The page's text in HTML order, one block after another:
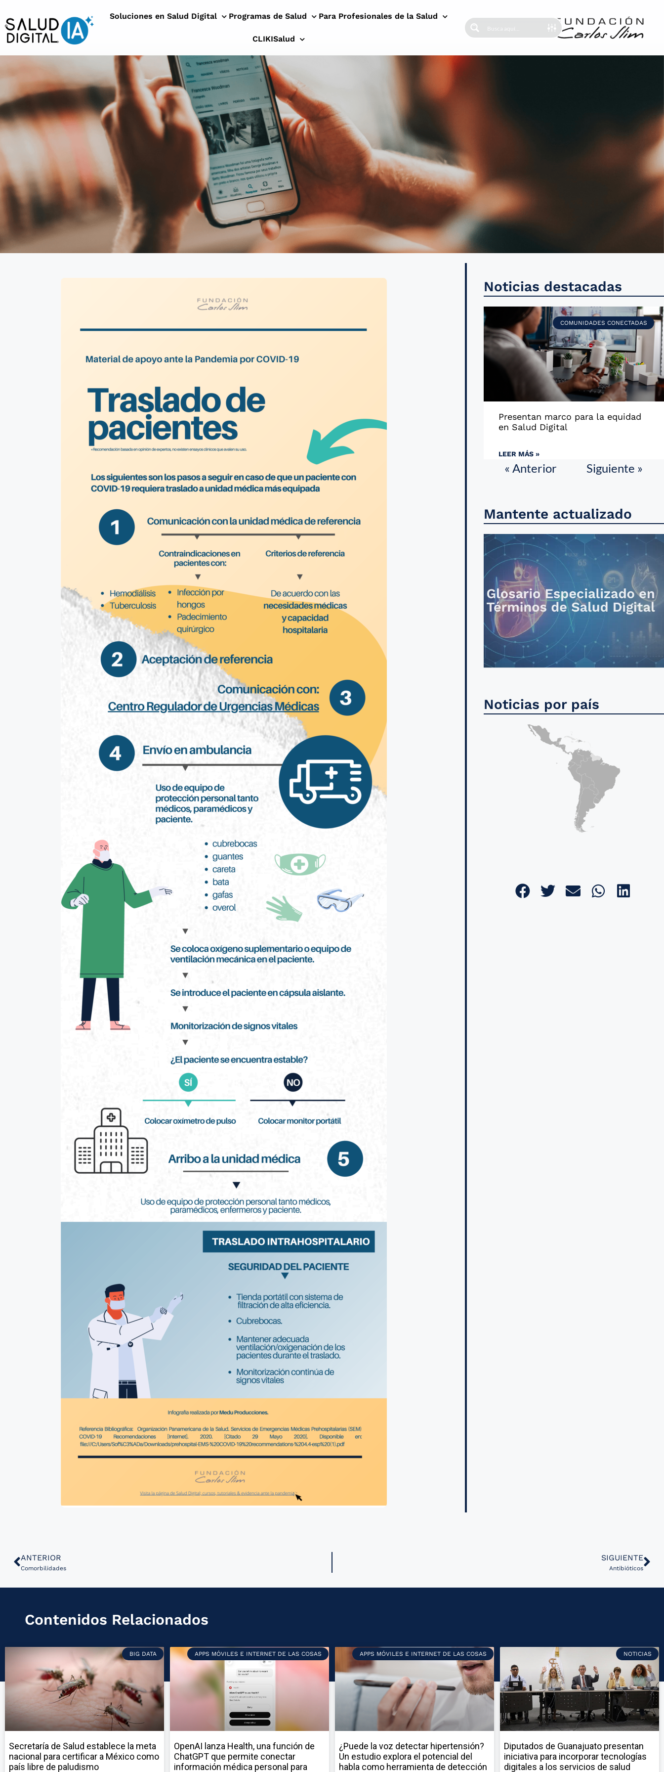
Soluciones en Salud Digital Programas de Salud Para Profesionales de la Salud
CLIKISalud
Noticias destacadas
COMUNIDADES CONECTADAS
Presentan marco para la equidad
en Salud Digital
LEER MÁS »
« Anterior Siguiente »
Mantente actualizado
Noticias por país
ANTERIOR
Comorbilidades
SIGUIENTE
Antibióticos
Contenidos Relacionados
BIG DATA
Secretaría de Salud establece la meta
nacional para certificar a México como
país libre de paludismo
APPS MÓVILES E INTERNET DE LAS COSAS
OpenAI lanza Health, una función de
ChatGPT que permite conectar
información médica personal para
APPS MÓVILES E INTERNET DE LAS COSAS
¿Puede la voz detectar hipertensión?
Un estudio explora el potencial del
habla como herramienta de detección
NOTICIAS
Diputados de Guanajuato presentan
iniciativa para incorporar tecnologías
digitales a los servicios de salud